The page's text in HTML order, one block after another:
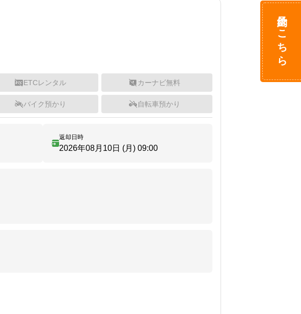
ETCレンタル カーナビ無料
バイク預かり 自転車預かり
返却日時
2026年08月10日 (月) 09:00
予約はこちら